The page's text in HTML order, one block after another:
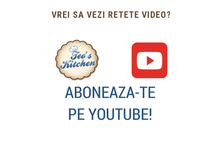
VREI SA VEZI RETETE VIDEO?